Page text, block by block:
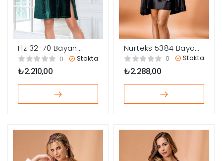
Flz 32-70 Bayan
Kadife Sabahlık Ve
Gecelik Takım
0 Stokta
₺2.210,00
Nurteks 5384 Bayan
Sabahlık Gecelik
Takım
0 Stokta
₺2.288,00